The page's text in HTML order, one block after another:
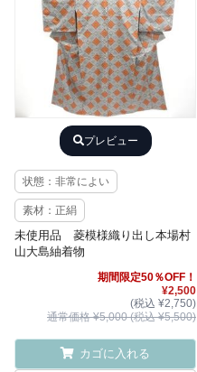
プレビュー
状態：非常によい
素材：正絹
未使用品 菱模様織り出し本場村
山大島紬着物
期間限定50％OFF！
¥2,500
(税込 ¥2,750)
通常価格 ¥5,000 (税込 ¥5,500)
カゴに入れる